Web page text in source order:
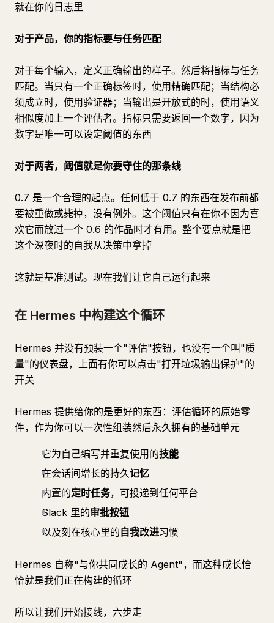
就在你的日志里
对于产品，你的指标要与任务匹配
对于每个输入，定义正确输出的样子。然后将指标与任务
匹配。当只有一个正确标签时，使用精确匹配；当结构必
须成立时，使用验证器；当输出是开放式的时，使用语义
相似度加上一个评估者。指标只需要返回一个数字，因为
数字是唯一可以设定阈值的东西
对于两者，阈值就是你要守住的那条线
0.7 是一个合理的起点。任何低于 0.7 的东西在发布前都
要被重做或毙掉，没有例外。这个阈值只有在你不因为喜
欢它而放过一个 0.6 的作品时才有用。整个要点就是把
这个深夜时的自我从决策中拿掉
这就是基准测试。现在我们让它自己运行起来
在 Hermes 中构建这个循环
Hermes 并没有预装一个"评估"按钮，也没有一个叫"质
量"的仪表盘，上面有你可以点击"打开垃圾输出保护"的
开关
Hermes 提供给你的是更好的东西：评估循环的原始零
件，作为你可以一次性组装然后永久拥有的基础单元
它为自己编写并重复使用的技能
在会话间增长的持久记忆
内置的定时任务，可投递到任何平台
Slack 里的审批按钮
以及刻在核心里的自我改进习惯
Hermes 自称"与你共同成长的 Agent"，而这种成长恰
恰就是我们正在构建的循环
所以让我们开始接线，六步走